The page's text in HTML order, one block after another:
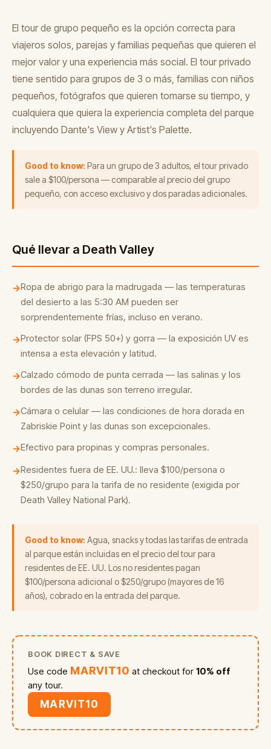
El tour de grupo pequeño es la opción correcta para
viajeros solos, parejas y familias pequeñas que quieren el
mejor valor y una experiencia más social. El tour privado
tiene sentido para grupos de 3 o más, familias con niños
pequeños, fotógrafos que quieren tomarse su tiempo, y
cualquiera que quiera la experiencia completa del parque
incluyendo Dante's View y Artist's Palette.
Good to know: Para un grupo de 3 adultos, el tour privado
sale a $100/persona — comparable al precio del grupo
pequeño, con acceso exclusivo y dos paradas adicionales.
Qué llevar a Death Valley
→Ropa de abrigo para la madrugada — las temperaturas
del desierto a las 5:30 AM pueden ser
sorprendentemente frías, incluso en verano.
→Protector solar (FPS 50+) y gorra — la exposición UV es
intensa a esta elevación y latitud.
→Calzado cómodo de punta cerrada — las salinas y los
bordes de las dunas son terreno irregular.
→Cámara o celular — las condiciones de hora dorada en
Zabriskie Point y las dunas son excepcionales.
→Efectivo para propinas y compras personales.
→Residentes fuera de EE. UU.: lleva $100/persona o
$250/grupo para la tarifa de no residente (exigida por
Death Valley National Park).
Good to know: Agua, snacks y todas las tarifas de entrada
al parque están incluidas en el precio del tour para
residentes de EE. UU. Los no residentes pagan
$100/persona adicional o $250/grupo (mayores de 16
años), cobrado en la entrada del parque.
BOOK DIRECT & SAVE
Use code MARVIT10 at checkout for10% off
any tour.
MARVIT10